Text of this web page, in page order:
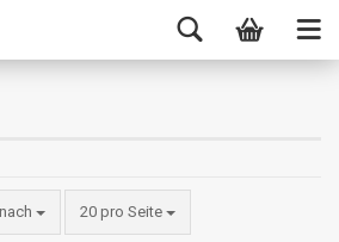
20 pro Seite